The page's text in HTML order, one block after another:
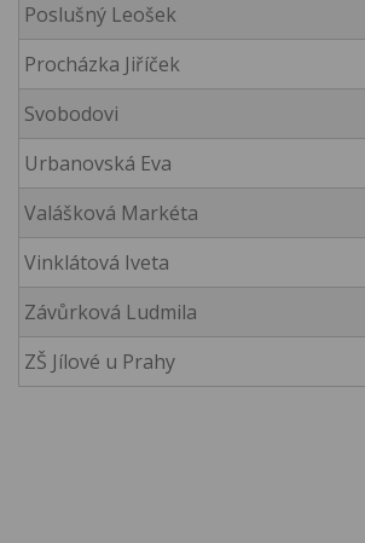
Poslušný Leošek
Procházka Jiříček
Svobodovi
Urbanovská Eva
Valášková Markéta
Vinklátová Iveta
Závůrková Ludmila
ZŠ Jílové u Prahy